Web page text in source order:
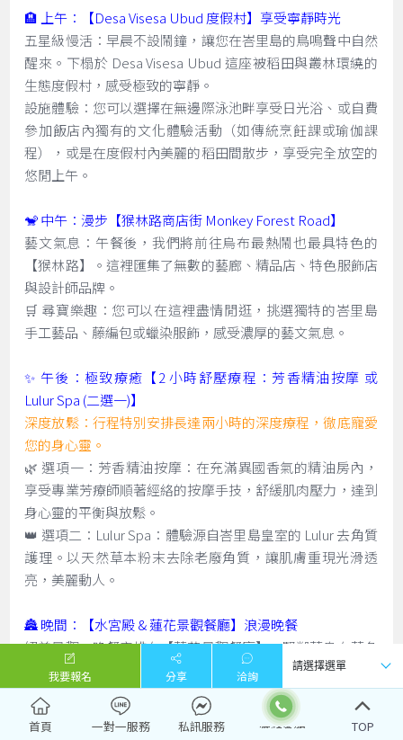
我要報名 分享 洽詢
🏨 上午：【Desa Visesa Ubud 度假村】享受寧靜時光
五星級慢活：早晨不設鬧鐘，讓您在峇里島的鳥鳴聲中自然
醒來。下榻於 Desa Visesa Ubud 這座被稻田與叢林環繞的
生態度假村，感受極致的寧靜。
設施體驗：您可以選擇在無邊際泳池畔享受日光浴、或自費
參加飯店內獨有的文化體驗活動（如傳統烹飪課或瑜伽課
程），或是在度假村內美麗的稻田間散步，享受完全放空的
悠閒上午。
🐒 中午：漫步【猴林路商店街 Monkey Forest Road】
藝文氣息：午餐後，我們將前往烏布最熱鬧也最具特色的
【猴林路】。這裡匯集了無數的藝廊、精品店、特色服飾店
與設計師品牌。
🛒 尋寶樂趣：您可以在這裡盡情閒逛，挑選獨特的峇里島
手工藝品、藤編包或蠟染服飾，感受濃厚的藝文氣息。
✨ 午後：極致療癒【2 小時舒壓療程：芳香精油按摩 或
Lulur Spa (二選一)】
深度放鬆：行程特別安排長達兩小時的深度療程，徹底寵愛
您的身心靈。
🌿 選項一：芳香精油按摩：在充滿異國香氣的精油房內，
享受專業芳療師順著經絡的按摩手技，舒緩肌肉壓力，達到
身心靈的平衡與放鬆。
👑 選項二：Lulur Spa：體驗源自峇里島皇室的 Lulur 去角質
護理。以天然草本粉末去除老廢角質，讓肌膚重現光滑透
亮，美麗動人。
🏯 晚間：【水宮殿 & 蓮花景觀餐廳】浪漫晚餐
絕美景觀：晚餐安排在【蓮花景觀餐廳】，緊鄰著烏布著名
的【水宮殿】（Pura Taman Saraswati）。
燭光饗宴：在古老寺廟的背景下，您將面對著滿池盛開的粉
紅蓮花，伴隨著峇里島傳統舞蹈（有時需視表演時間而
首頁 一對一服務 私訊服務 TOP